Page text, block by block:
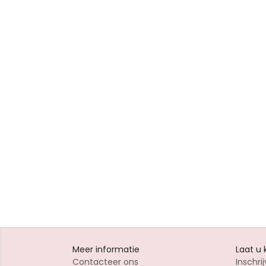
Meer informatie
Contacteer ons
Laat u